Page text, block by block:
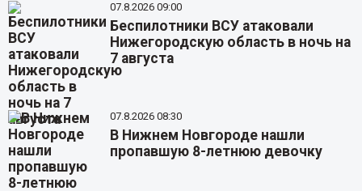
07.8.2026 09:00
Беспилотники ВСУ атаковали
Нижегородскую область в ночь на
7 августа
07.8.2026 08:30
В Нижнем Новгороде нашли
пропавшую 8-летнюю девочку